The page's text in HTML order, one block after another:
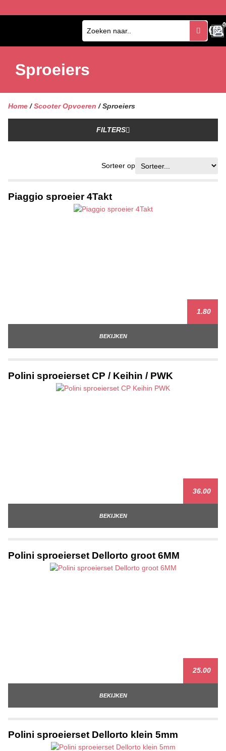
0
0
Sproeiers
Home /Scooter Opvoeren / Sproeiers
FILTERS
Sorteer op
Piaggio sproeier 4Takt
1.80
BEKIJKEN
Polini sproeierset CP / Keihin / PWK
36.00
BEKIJKEN
Polini sproeierset Dellorto groot 6MM
25.00
BEKIJKEN
Polini sproeierset Dellorto klein 5mm